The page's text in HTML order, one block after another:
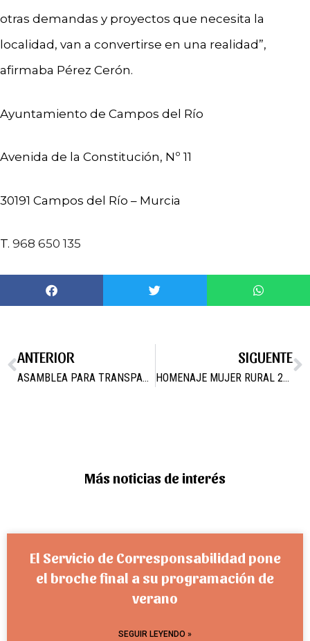
otras demandas y proyectos que necesita la
localidad, van a convertirse en una realidad”,
afirmaba Pérez Cerón.
Ayuntamiento de Campos del Río
Avenida de la Constitución, Nº 11
30191 Campos del Río – Murcia
T. 968 650 135
ANTERIOR
ASAMBLEA PARA TRANSPARENCIA Y PARTICIPACIÓN CIUDADANA
SIGUENTE
HOMENAJE MUJER RURAL 2016
Más noticias de interés
El Servicio de Corresponsabilidad pone
el broche final a su programación de
verano
SEGUIR LEYENDO »